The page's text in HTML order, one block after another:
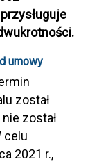
umowy
został
został
celu
2021 r.,